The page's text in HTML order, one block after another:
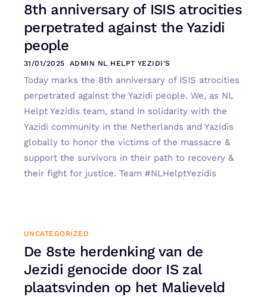
8th anniversary of ISIS atrocities
perpetrated against the Yazidi
people
31/01/2025 ADMIN NL HELPT YEZIDI'S
Today marks the 8th anniversary of ISIS atrocities
perpetrated against the Yazidi people. We, as NL
Helpt Yezidis team, stand in solidarity with the
Yazidi community in the Netherlands and Yazidis
globally to honor the victims of the massacre &
support the survivors in their path to recovery &
their fight for justice. Team #NLHelptYezidis
UNCATEGORIZED
De 8ste herdenking van de
Jezidi genocide door IS zal
plaatsvinden op het Malieveld